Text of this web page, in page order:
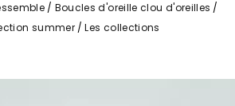
Boucles d'oreille clou d'oreilles
summer
Les collections